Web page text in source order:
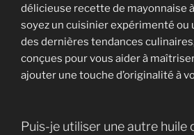
délicieuse recette de mayonnaise à
soyez un cuisinier expérimenté ou
des dernières tendances
conçues pour vous aider à
ajouter une touche d’originalité à
Puis-je utiliser une autre huile